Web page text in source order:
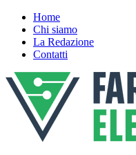
Home
Chi siamo
La Redazione
Contatti